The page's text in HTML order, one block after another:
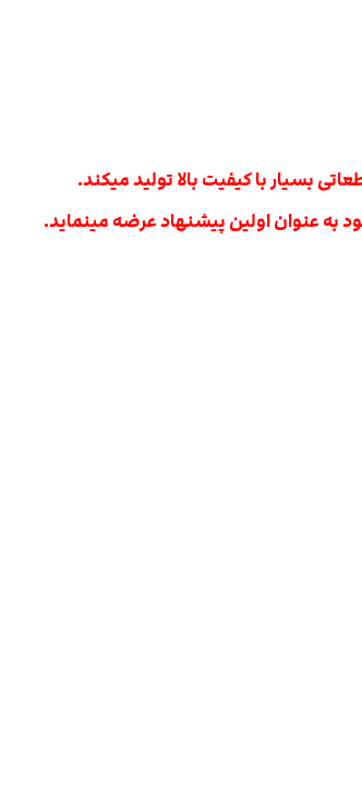
بسیار با کیفیت بالا تولید میکند.
به عنوان اولین پیشنهاد عرضه مینماید.